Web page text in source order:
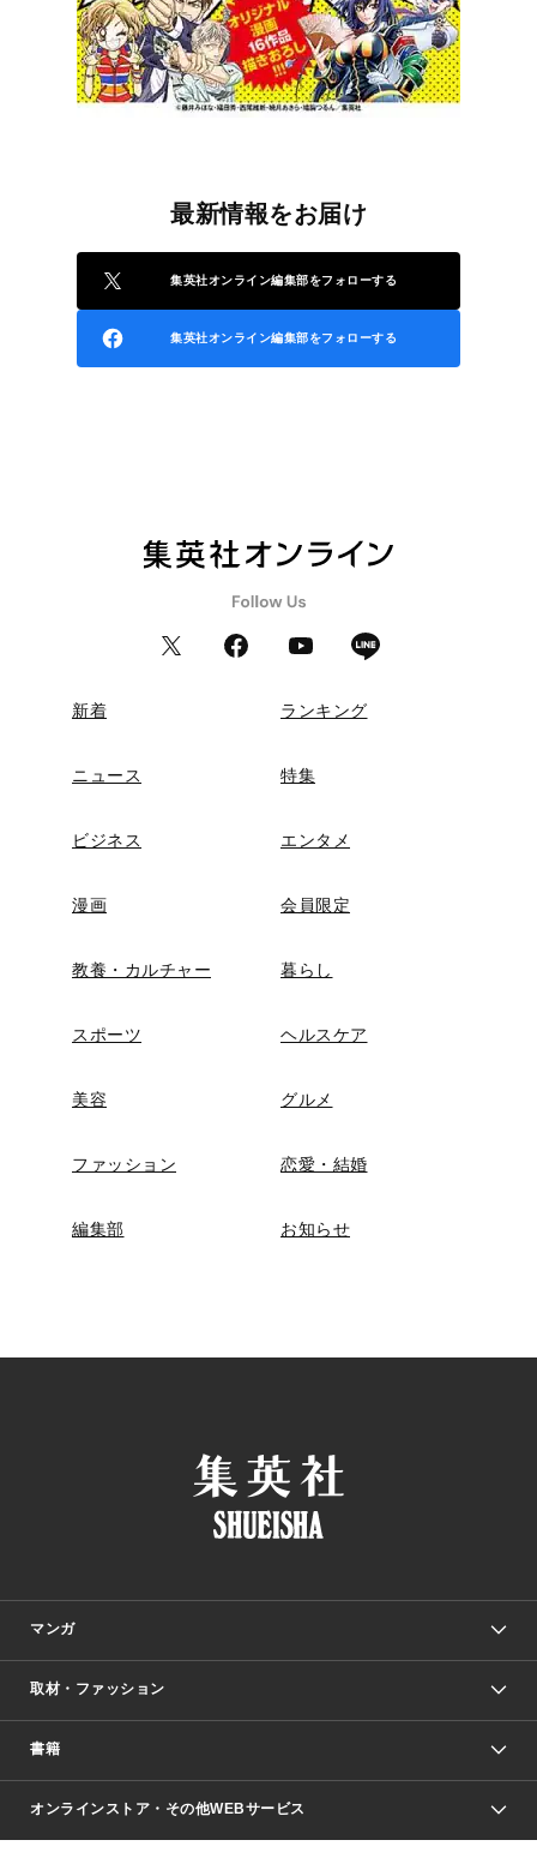
最新情報をお届け
集英社オンライン編集部をフォローする
集英社オンライン編集部をフォローする
新着 ランキング
ニュース 特集
ビジネス エンタメ
漫画 会員限定
教養・カルチャー 暮らし
スポーツ ヘルスケア
美容 グルメ
ファッション 恋愛・結婚
編集部 お知らせ
マンガ
少年マンガ
Vジャンプ
週刊ヤングジャンプ
少女マンガ
取材・ファッション
Seventeen
芸能・情報・スポーツ
書籍
文芸・文庫・総合
オンラインストア・その他WEBサービス